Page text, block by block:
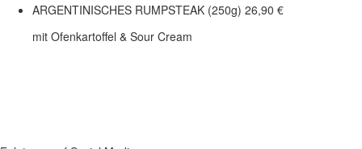
ARGENTINISCHES RUMPSTEAK (250g) 26,90 €
mit Ofenkartoffel & Sour Cream